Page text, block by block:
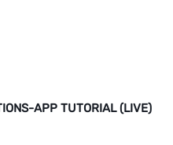
APP TUTORIAL (LIVE)